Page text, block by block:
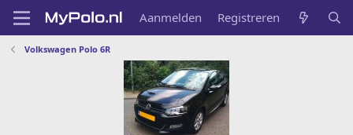
Aanmelden Registreren
Volkswagen Polo 6R